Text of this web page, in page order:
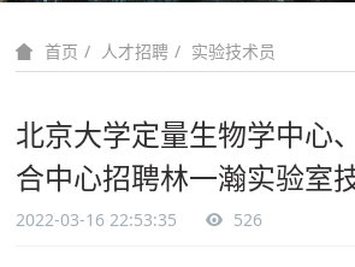
首页 人才招聘 实验技术员
北京大学定量生物学中心
合中心招聘林一瀚实验室
2022-03-16 22:53:35 526